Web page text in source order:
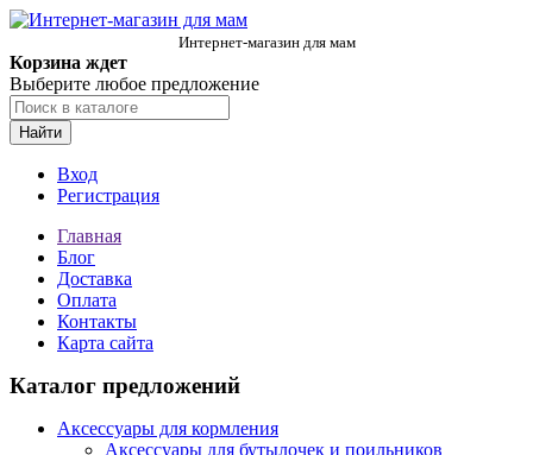
Интернет-магазин для мам
Корзина ждет
Выберите любое предложение
Найти
Вход
Регистрация
Главная
Блог
Доставка
Оплата
Контакты
Карта сайта
Каталог предложений
Аксессуары для кормления
Аксессуары для бутылочек и поильников